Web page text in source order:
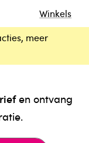
Winkels
meer
en ontvang